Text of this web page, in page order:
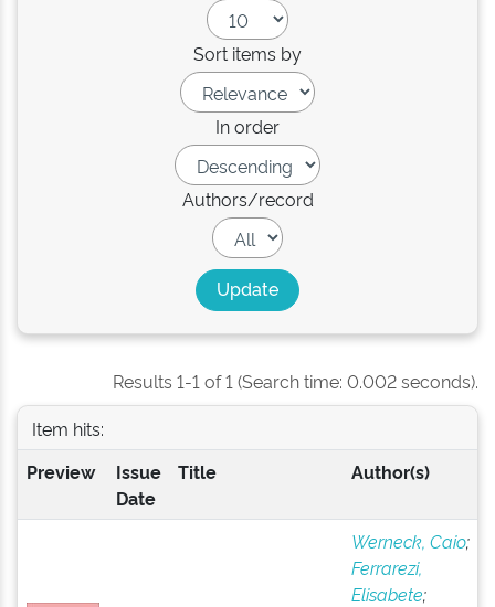
Sort items by
In order
Authors/record
Results 1-1 of 1 (Search time: 0.002 seconds).
Item hits:
Preview
Issue
Date
Title Author(s)
Werneck, Caio;
Ferrarezi,
Elisabete;